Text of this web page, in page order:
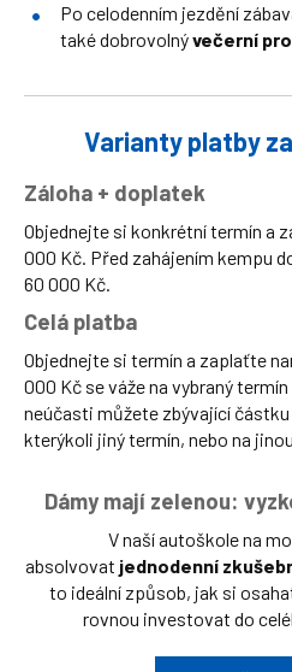
Po celodenním jezdění
také dobrovolnývečerní
Varianty platby
Záloha + doplatek
Objednejte si konkrétní termín a
000 Kč. Před zahájením kempu
60 000 Kč.
Celá platba
Objednejte si termín a zaplaťte
000 Kč se váže na vybraný
neúčasti můžete zbývající
kterýkoli jiný termín, nebo na
Dámy mají zelenou:
V naší autoškole na
absolvovat jednodenní
to ideální způsob, jak si
rovnou investovat do